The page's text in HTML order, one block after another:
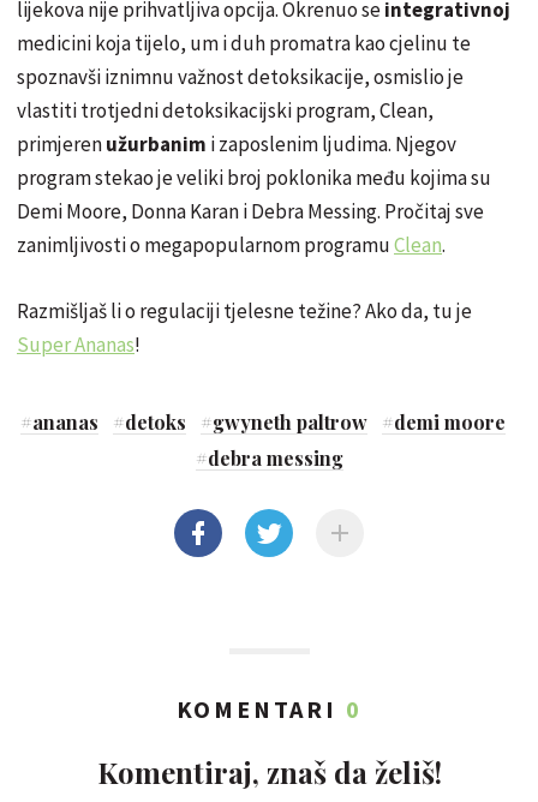
lijekova nije prihvatljiva opcija. Okrenuo seintegrativnoj
medicini koja tijelo, um i duh promatra kao cjelinu te
spoznavši iznimnu važnost detoksikacije, osmislio je
vlastiti trotjedni detoksikacijski program, Clean,
primjerenužurbanim i zaposlenim ljudima. Njegov
program stekao je veliki broj poklonika među kojima su
Demi Moore, Donna Karan i Debra Messing. Pročitaj sve
zanimljivosti o megapopularnom programuClean.
Razmišljaš li o regulaciji tjelesne težine? Ako da, tu je
Super Ananas!
#ananas #detoks #gwyneth paltrow #demi moore
#debra messing
KOMENTARI 0
Komentiraj, znaš da želiš!